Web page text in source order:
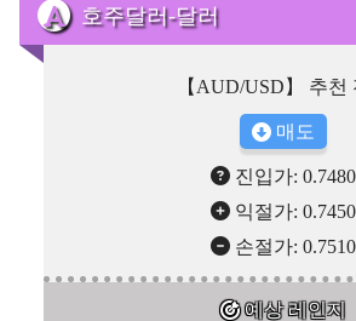
호주달러-달러
【AUD/USD】 추천
매도
진입가: 0.7480
익절가: 0.7450
손절가: 0.7510
예상 레인지